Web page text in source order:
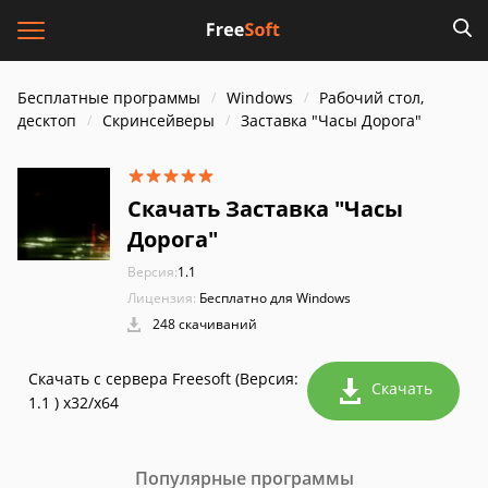
Бесплатные программы Windows
Рабочий стол,
десктоп
Скринсейверы Заставка "Часы Дорога"
Скачать Заставка "Часы
Дорога"
Версия:1.1
Лицензия: Бесплатно для Windows
248 скачиваний
Скачать с сервера Freesoft (Версия:
1.1 ) x32/x64
Скачать
Популярные программы